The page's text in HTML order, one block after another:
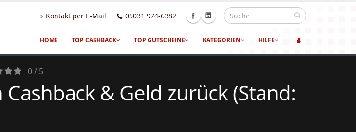
Kontakt per E-Mail 05031 974-6382
HOME TOP CASHBACK TOP GUTSCHEINE KATEGORIEN HILFE
0 / 5
& Geld zurück (Stand: